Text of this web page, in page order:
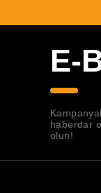
E-
haberdar
olun!